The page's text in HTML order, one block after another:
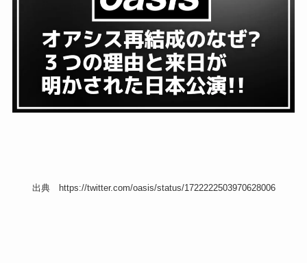
出典 https://twitter.com/oasis/status/1722222503970628006